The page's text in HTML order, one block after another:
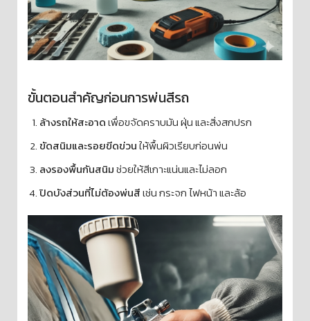
ขั้นตอนสำคัญก่อนการพ่นสีรถ
ล้างรถให้สะอาดเพื่อขจัดคราบมัน ฝุ่น และสิ่งสกปรก
ขัดสนิมและรอยขีดข่วนให้พื้นผิวเรียบก่อนพ่น
ลงรองพื้นกันสนิมช่วยให้สีเกาะแน่นและไม่ลอก
ปิดบังส่วนที่ไม่ต้องพ่นสีเช่น กระจก ไฟหน้า และล้อ